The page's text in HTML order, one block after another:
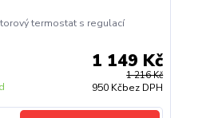
termostat s regulací
1 216 Kč
1 149 Kč
950 Kčbez DPH